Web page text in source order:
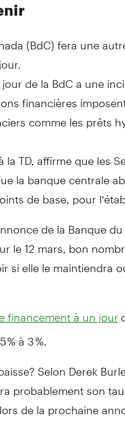
(BdC) fera une
de la BdC a une
financières
comme les prêts
TD, affirme que les
la banque centrale
de base, pour
de la Banque
le 12 mars, bon
si elle le maintiendra
financement à un jour
à 3 %.
Selon Derek
probablement son
de la prochaine